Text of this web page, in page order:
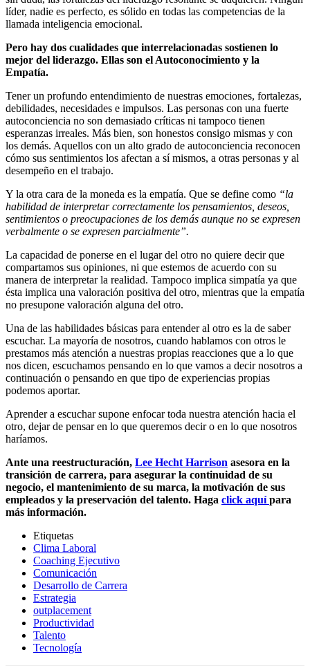
líder, nadie es perfecto, es sólido en todas las competencias de la
llamada inteligencia emocional.
Pero hay dos cualidades que interrelacionadas sostienen lo
mejor del liderazgo. Ellas son el Autoconocimiento y la
Empatía.
Tener un profundo entendimiento de nuestras emociones, fortalezas,
debilidades, necesidades e impulsos. Las personas con una fuerte
autoconciencia no son demasiado críticas ni tampoco tienen
esperanzas irreales. Más bien, son honestos consigo mismas y con
los demás. Aquellos con un alto grado de autoconciencia reconocen
cómo sus sentimientos los afectan a sí mismos, a otras personas y al
desempeño en el trabajo.
Y la otra cara de la moneda es la empatía. Que se define como “la
habilidad de interpretar correctamente los pensamientos, deseos,
sentimientos o preocupaciones de los demás aunque no se expresen
verbalmente o se expresen parcialmente”.
La capacidad de ponerse en el lugar del otro no quiere decir que
compartamos sus opiniones, ni que estemos de acuerdo con su
manera de interpretar la realidad. Tampoco implica simpatía ya que
ésta implica una valoración positiva del otro, mientras que la empatía
no presupone valoración alguna del otro.
Una de las habilidades básicas para entender al otro es la de saber
escuchar. La mayoría de nosotros, cuando hablamos con otros le
prestamos más atención a nuestras propias reacciones que a lo que
nos dicen, escuchamos pensando en lo que vamos a decir nosotros a
continuación o pensando en que tipo de experiencias propias
podemos aportar.
Aprender a escuchar supone enfocar toda nuestra atención hacia el
otro, dejar de pensar en lo que queremos decir o en lo que nosotros
haríamos.
Ante una reestructuración, Lee Hecht Harrison asesora en la
transición de carrera, para asegurar la continuidad de su
negocio, el mantenimiento de su marca, la motivación de sus
empleados y la preservación del talento. Haga click aquípara
más información.
Etiquetas
Clima Laboral
Coaching Ejecutivo
Comunicación
Desarrollo de Carrera
Estrategia
outplacement
Productividad
Talento
Tecnología